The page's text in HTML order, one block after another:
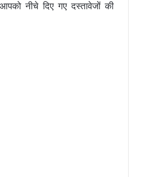
नीचे दिए गए दस्तावेजों की